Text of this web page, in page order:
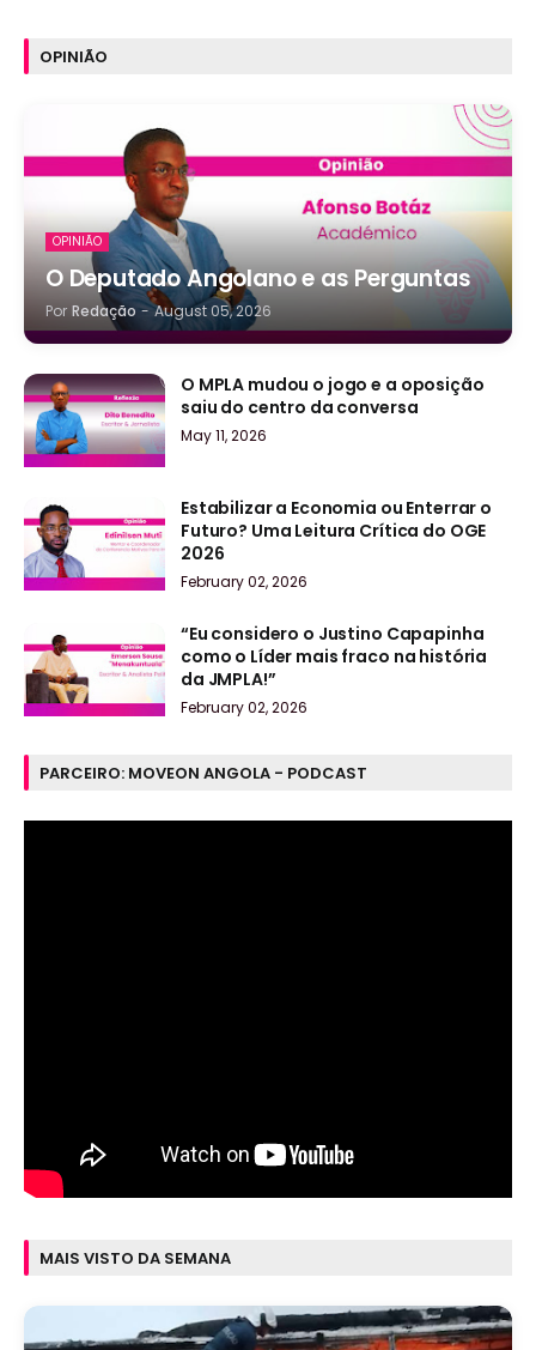
OPINIÃO
OPINIÃO
O Deputado Angolano e as Perguntas
Por Redação - August 05, 2026
O MPLA mudou o jogo e a oposição
saiu do centro da conversa
May 11, 2026
Estabilizar a Economia ou Enterrar o
Futuro? Uma Leitura Crítica do OGE
2026
February 02, 2026
“Eu considero o Justino Capapinha
como o Líder mais fraco na história
da JMPLA!”
February 02, 2026
PARCEIRO: MOVEON ANGOLA - PODCAST
MAIS VISTO DA SEMANA